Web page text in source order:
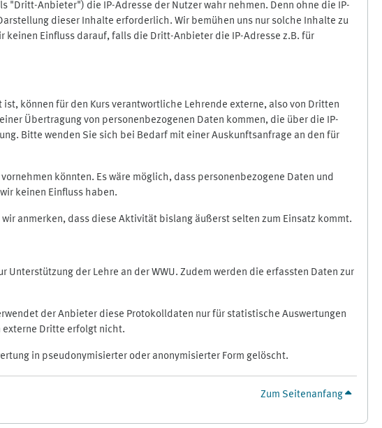
Anbieter") die IP-Adresse der Nutzer wahr nehmen. Denn ohne die IP-
dieser Inhalte erforderlich. Wir bemühen uns nur solche Inhalte zu
Einfluss darauf, falls die Dritt-Anbieter die IP-Adresse z.B. für
können für den Kurs verantwortliche Lehrende externe, also von Dritten
Übertragung von personenbezogenen Daten kommen, die über die IP-
Bitte wenden Sie sich bei Bedarf mit einer Auskunftsanfrage an den für
könnten. Es wäre möglich, dass personenbezogene Daten und
keinen Einfluss haben.
anmerken, dass diese Aktivität bislang äußerst selten zum Einsatz kommt.
der Lehre an der WWU. Zudem werden die erfassten Daten zur
der Anbieter diese Protokolldaten nur für statistische Auswertungen
externe Dritte erfolgt nicht.
in pseudonymisierter oder anonymisierter Form gelöscht.
Zum Seitenanfang